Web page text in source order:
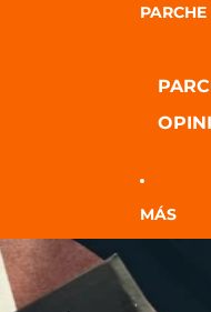
PARCHE
MÁS